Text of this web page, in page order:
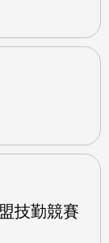
技勤競賽